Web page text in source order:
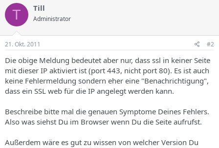
T Till
Administrator
21. Okt. 2011 #2
Die obige Meldung bedeutet aber nur, dass ssl in keiner Seite
mit dieser IP aktiviert ist (port 443, nicht port 80). Es ist auch
keine Fehlermeldung sondern eher eine "Benachrichtigung",
dass ein SSL web für die IP angelegt werden kann.
Beschreibe bitte mal die genauen Symptome Deines Fehlers.
Also was siehst Du im Browser wenn Du die Seite aufrufst.
Außerdem wäre es gut zu wissen von welcher Version Du